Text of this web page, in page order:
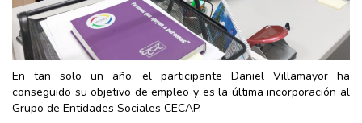
En tan solo un año, el participante Daniel Villamayor ha
conseguido su objetivo de empleo y es la última incorporación al
Grupo de Entidades Sociales CECAP.